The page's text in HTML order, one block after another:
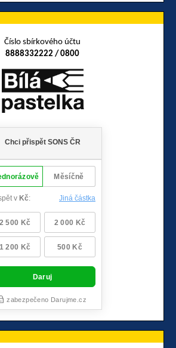
Číslo sbírkového účtu
8888332222 / 0800